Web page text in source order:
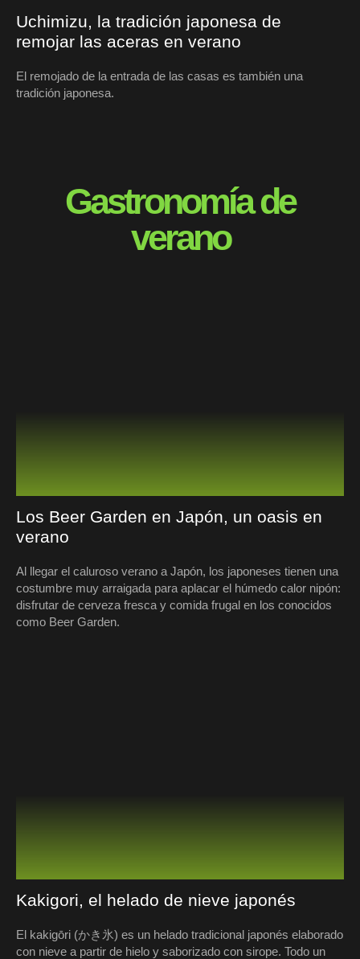
Uchimizu, la tradición japonesa de
remojar las aceras en verano
El remojado de la entrada de las casas es también una
tradición japonesa.
Gastronomía de
verano
Los Beer Garden en Japón, un oasis en
verano
Al llegar el caluroso verano a Japón, los japoneses tienen una
costumbre muy arraigada para aplacar el húmedo calor nipón:
disfrutar de cerveza fresca y comida frugal en los conocidos
como Beer Garden.
Kakigori, el helado de nieve japonés
El kakigōri (かき氷) es un helado tradicional japonés elaborado
con nieve a partir de hielo y saborizado con sirope. Todo un